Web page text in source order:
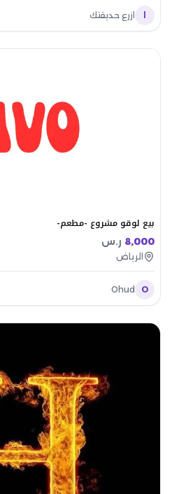
ازرع حديقتك
بيع لوقو مشروع -مطعم-
8,000 ر.س
الرياض
O
Ohud